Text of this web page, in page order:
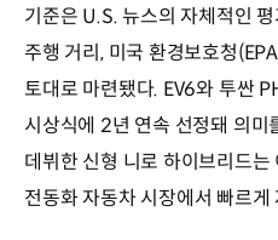
기준은 U.S. 뉴스의 자체적인 평
주행 거리, 미국 환경보호청
토대로 마련됐다. EV6와 투싼
시상식에 2년 연속 선정돼 의미
데뷔한 신형 니로 하이브리드
전동화 자동차 시장에서 빠르